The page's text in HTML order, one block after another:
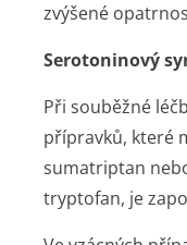
zvýšené
Serotoninový
Při souběžné
přípravků, které
sumatriptan
tryptofan, je